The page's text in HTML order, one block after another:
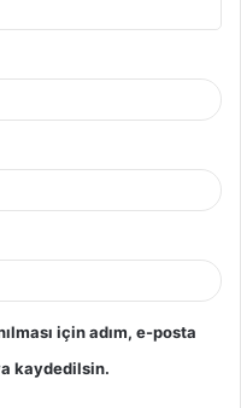
için adım, e-posta
kaydedilsin.